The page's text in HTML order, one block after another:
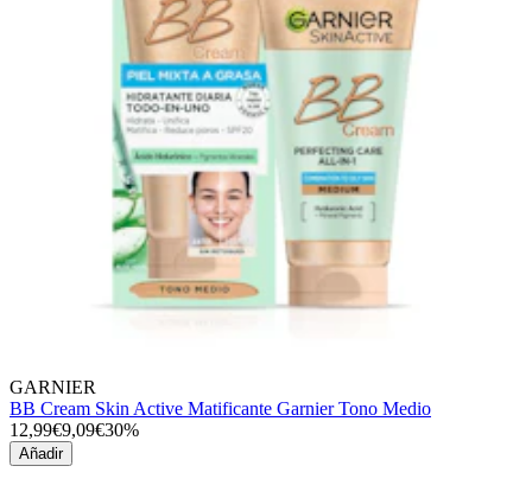
GARNIER
BB Cream Skin Active Matificante Garnier Tono Medio
12,99€9,09€30%
Añadir